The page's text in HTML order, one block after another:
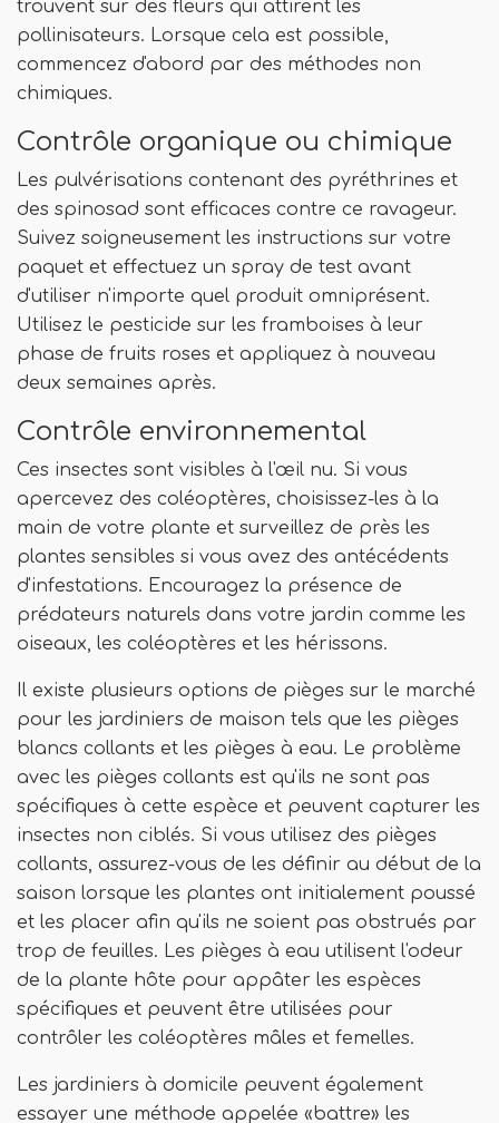
trouvent sur des fleurs qui attirent les
pollinisateurs. Lorsque cela est possible,
commencez d'abord par des méthodes non
chimiques.
Contrôle organique ou chimique
Les pulvérisations contenant des pyréthrines et
des spinosad sont efficaces contre ce ravageur.
Suivez soigneusement les instructions sur votre
paquet et effectuez un spray de test avant
d'utiliser n'importe quel produit omniprésent.
Utilisez le pesticide sur les framboises à leur
phase de fruits roses et appliquez à nouveau
deux semaines après.
Contrôle environnemental
Ces insectes sont visibles à l'œil nu. Si vous
apercevez des coléoptères, choisissez-les à la
main de votre plante et surveillez de près les
plantes sensibles si vous avez des antécédents
d'infestations. Encouragez la présence de
prédateurs naturels dans votre jardin comme les
oiseaux, les coléoptères et les hérissons.
Il existe plusieurs options de pièges sur le marché
pour les jardiniers de maison tels que les pièges
blancs collants et les pièges à eau. Le problème
avec les pièges collants est qu'ils ne sont pas
spécifiques à cette espèce et peuvent capturer les
insectes non ciblés. Si vous utilisez des pièges
collants, assurez-vous de les définir au début de la
saison lorsque les plantes ont initialement poussé
et les placer afin qu'ils ne soient pas obstrués par
trop de feuilles. Les pièges à eau utilisent l'odeur
de la plante hôte pour appâter les espèces
spécifiques et peuvent être utilisées pour
contrôler les coléoptères mâles et femelles.
Les jardiniers à domicile peuvent également
essayer une méthode appelée «battre» les